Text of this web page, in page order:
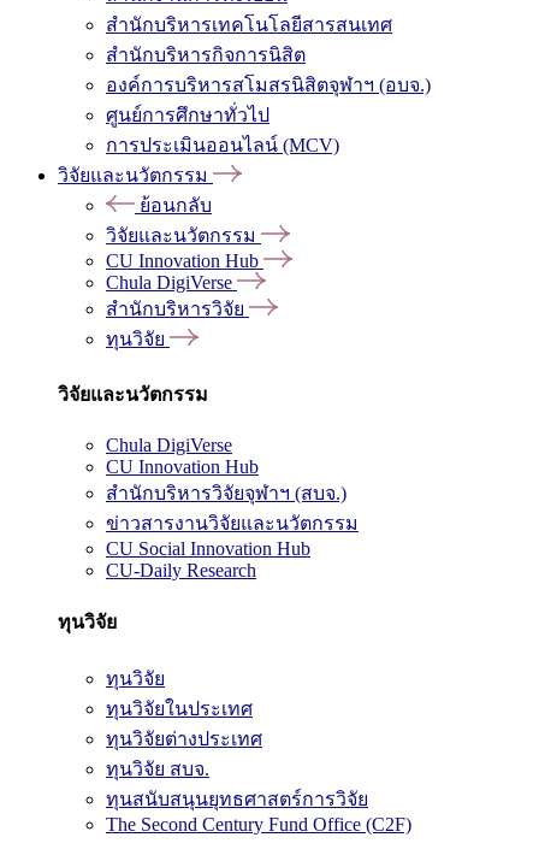
สำนักบริหารเทคโนโลยีสารสนเทศ
สำนักบริหารกิจการนิสิต
องค์การบริหารสโมสรนิสิตจุฬาฯ (อบจ.)
ศูนย์การศึกษาทั่วไป
การประเมินออนไลน์ (MCV)
วิจัยและนวัตกรรม
ย้อนกลับ
วิจัยและนวัตกรรม
CU Innovation Hub
Chula DigiVerse
สำนักบริหารวิจัย
ทุนวิจัย
วิจัยและนวัตกรรม
Chula DigiVerse
CU Innovation Hub
สำนักบริหารวิจัยจุฬาฯ (สบจ.)
ข่าวสารงานวิจัยและนวัตกรรม
CU Social Innovation Hub
CU-Daily Research
ทุนวิจัย
ทุนวิจัย
ทุนวิจัยในประเทศ
ทุนวิจัยต่างประเทศ
ทุนวิจัย สบจ.
ทุนสนับสนุนยุทธศาสตร์การวิจัย
The Second Century Fund Office (C2F)